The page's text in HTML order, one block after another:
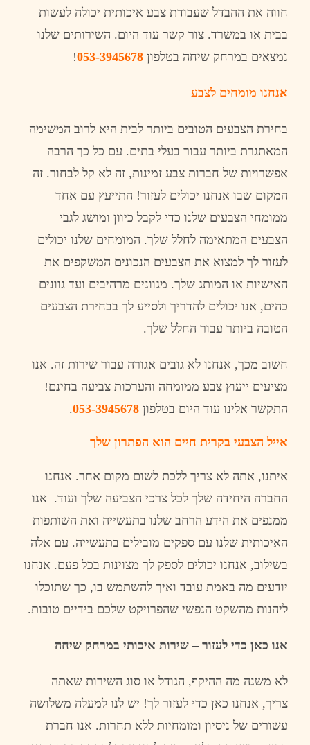
חווה את ההבדל שעבודת צבע איכותית יכולה לעשות
בבית או במשרד.צור קשר עוד היום. השירותים שלנו
נמצאים במרחק שיחה בטלפון053-3945678
!
אנחנו מומחים לצבע
בחירת הצבעים הטובים ביותר לבית היא לרוב המשימה
המאתגרת ביותר עבור בעלי בתים. עם כל כך הרבה
אפשרויות של חברות צבע זמינות,זה לא קל לבחור.זה
המקום שבו אנחנו יכולים לעזור! התייעץ עם אחד
ממומחי הצבעים שלנו כדי לקבל כיוון ומושג לגבי
הצבעים המתאימה לחלל שלך. המומחים שלנו יכולים
לעזור לך למצוא את הצבעים הנכונים המשקפים את
האישיות או המותג שלך. מגוונים מרהיבים ועד גוונים
כהים, אנו יכולים להדריך ולסייע לך בבחירת הצבעים
הטובה ביותר עבור החלל שלך.
חשוב מכך, אנחנו לא גובים אגורה עבור שירות זה. אנו
מציעים ייעוץ צבע ממומחה והערכות צביעה בחינם!
התקשר אלינו עוד היום בטלפון 053-3945678
.
אייל הצבעי בקרית חיים הוא הפתרון שלך
איתנו, אתה לא צריך ללכת לשום מקום אחר. אנחנו
החברה היחידה שלך לכל צרכי הצביעה שלך ועוד. אנו
ממנפים את הידע הרחב שלנו בתעשייה ואת השותפות
האיכותית שלנו עם ספקים מובילים בתעשייה. עם אלה
בשילוב, אנחנו יכולים לספק לך מצוינות בכל פעם. אנחנו
יודעים מה באמת עובד ואיך להשתמש בו, כך שתוכלו
ליהנות מהשקט הנפשי שהפרויקט שלכם בידיים טובות.
אנו כאן כדי לעזור –שירות איכותי במרחק שיחה
לא משנה מה ההיקף, הגודל או סוג השירות שאתה
צריך, אנחנו כאן כדי לעזור לך! יש לנו למעלה משלושה
עשורים של ניסיון ומומחיות ללא תחרות. אנו חברת